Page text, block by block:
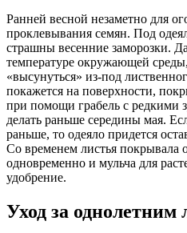
Ранней весной незаметно для
проклевывания семян. Под
страшны весенние заморозки.
температуре окружающей
«высунуться» из-под
покажется на поверхности,
при помощи грабель с редкими
делать раньше середины мая.
раньше, то одеяло придется
Со временем листья покрывала
одновременно и мульча для
удобрение.
Уход за однолетним